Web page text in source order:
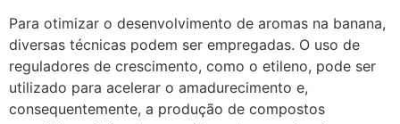
Para otimizar o desenvolvimento de aromas na banana,
diversas técnicas podem ser empregadas. O uso de
reguladores de crescimento, como o etileno, pode ser
utilizado para acelerar o amadurecimento e,
consequentemente, a produção de compostos